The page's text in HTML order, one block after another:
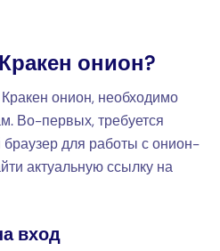
онион?
онион, необходимо
Во-первых, требуется
для работы с онион-
актуальную ссылку на
вход